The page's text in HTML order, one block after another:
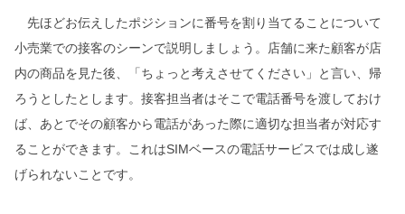
先ほどお伝えしたポジションに番号を割り当てることについて
小売業での接客のシーンで説明しましょう。店舗に来た顧客が店
内の商品を見た後、「ちょっと考えさせてください」と言い、帰
ろうとしたとします。接客担当者はそこで電話番号を渡しておけ
ば、あとでその顧客から電話があった際に適切な担当者が対応す
ることができます。これはSIMベースの電話サービスでは成し遂
げられないことです。